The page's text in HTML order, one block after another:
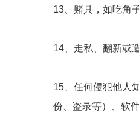
13、赌具，如吃角
14、走私、翻新或
15、任何侵犯他人
份、盗录等）、软